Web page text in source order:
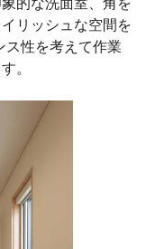
リッシュな空間を
性を考えて作業
。